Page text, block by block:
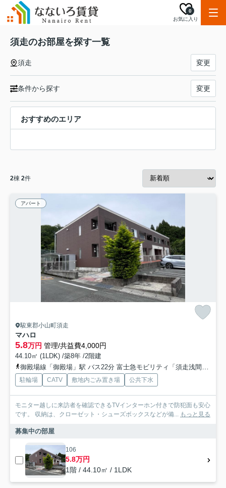
お気に入り
0
須走のお部屋を探す一覧
須走 変更
条件から探す 変更
おすすめのエリア
2棟 2件
アパート
駿東郡小山町須走
マハロ
5.8万円 管理/共益費4,000円
44.10㎡ (1LDK) /築8年 /2階建
御殿場線「御殿場」駅 バス22分 富士急モビリティ「須走浅間神社」 停歩6分
駐輪場 CATV 敷地内ごみ置き場 公共下水
モニター越しに来訪者を確認できるTVインターホン付きで防犯面も安心
です。 収納は、クローゼット・シューズボックスなどが備... もっと見る
募集中の部屋
106
5.8万円
1階 / 44.10㎡ / 1LDK